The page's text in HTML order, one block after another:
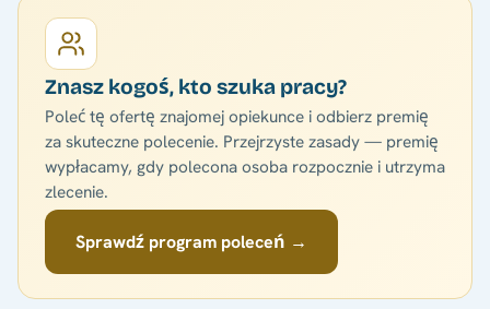
Znasz kogoś, kto szuka pracy?
Poleć tę ofertę znajomej opiekunce i odbierz premię
za skuteczne polecenie. Przejrzyste zasady — premię
wypłacamy, gdy polecona osoba rozpocznie i utrzyma
zlecenie.
Sprawdź program poleceń →